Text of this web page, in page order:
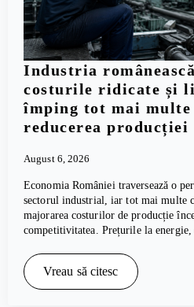
Industria
costurile ridicate și
împing tot mai multe
reducerea producției
August 6, 2026
Economia României traversează o
sectorul industrial, iar tot mai multe
majorarea costurilor de producție
competitivitatea. Prețurile la
Vreau să citesc